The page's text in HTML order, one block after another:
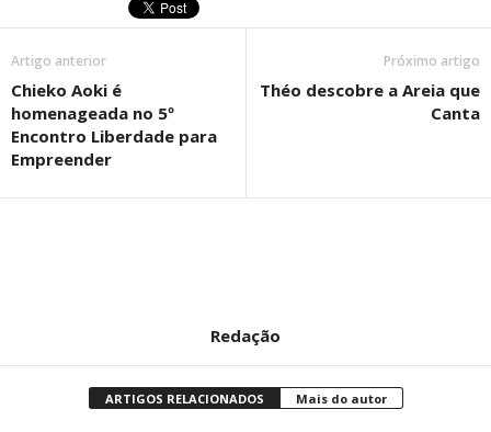
Artigo anterior
Chieko Aoki é
homenageada no 5º
Encontro Liberdade para
Empreender
Próximo artigo
Théo descobre a Areia que
Canta
Redação
ARTIGOS RELACIONADOS Mais do autor